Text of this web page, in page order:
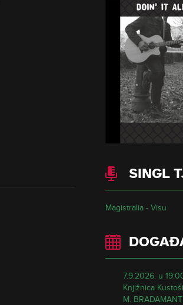
SINGL
Magistralia - Visu
7.9.2026. u
Knjižnica
M.